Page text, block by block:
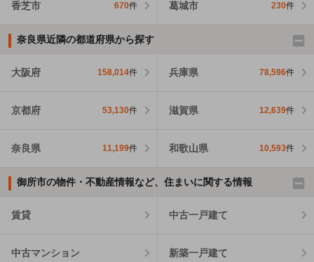
香芝市 670件 葛城市 230件
奈良県近隣の都道府県から探す
大阪府 158,014件 兵庫県 78,596件
京都府 53,130件 滋賀県 12,639件
奈良県 11,199件 和歌山県 10,593件
御所市の物件・不動産情報など、住まいに関する情報
賃貸 中古一戸建て
中古マンション 新築一戸建て